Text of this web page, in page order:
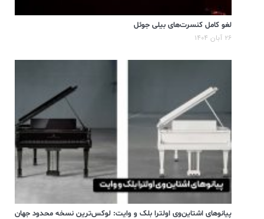
لغو کامل کنسرت‌های بیلی جوئل
۲۶ آبان ۱۴۰۴
پیانوهای اشتاین‌وی اولترا بلک و وایت: لوکس‌ترین نسخه محدود جهان